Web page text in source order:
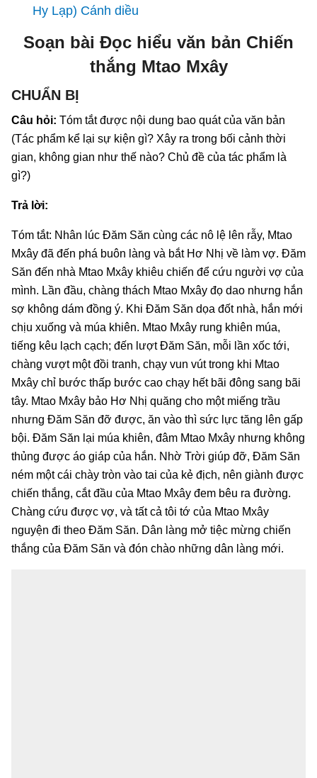
Hy Lạp) Cánh diều
Soạn bài Đọc hiểu văn bản Chiến
thắng Mtao Mxây
CHUẨN BỊ
Câu hỏi: Tóm tắt được nội dung bao quát của văn bản
(Tác phẩm kể lại sự kiện gì? Xây ra trong bối cảnh thời
gian, không gian như thế nào? Chủ đề của tác phẩm là
gì?)
Trả lời:
Tóm tắt: Nhân lúc Đăm Săn cùng các nô lệ lên rẫy, Mtao
Mxây đã đến phá buôn làng và bắt Hơ Nhị về làm vợ. Đăm
Săn đến nhà Mtao Mxây khiêu chiến để cứu người vợ của
mình. Lần đầu, chàng thách Mtao Mxây đọ dao nhưng hắn
sợ không dám đồng ý. Khi Đăm Săn dọa đốt nhà, hắn mới
chịu xuống và múa khiên. Mtao Mxây rung khiên múa,
tiếng kêu lạch cạch; đến lượt Đăm Săn, mỗi lần xốc tới,
chàng vượt một đồi tranh, chạy vun vút trong khi Mtao
Mxây chỉ bước thấp bước cao chạy hết bãi đông sang bãi
tây. Mtao Mxây bảo Hơ Nhị quăng cho một miếng trầu
nhưng Đăm Săn đỡ được, ăn vào thì sức lực tăng lên gấp
bội. Đăm Săn lại múa khiên, đâm Mtao Mxây nhưng không
thủng được áo giáp của hắn. Nhờ Trời giúp đỡ, Đăm Săn
ném một cái chày tròn vào tai của kẻ địch, nên giành được
chiến thắng, cắt đầu của Mtao Mxây đem bêu ra đường.
Chàng cứu được vợ, và tất cả tôi tớ của Mtao Mxây
nguyện đi theo Đăm Săn. Dân làng mở tiệc mừng chiến
thắng của Đăm Săn và đón chào những dân làng mới.